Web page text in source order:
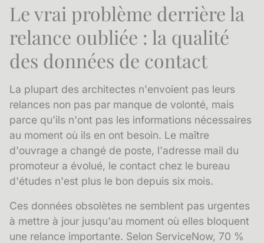
Le vrai problème derrière la
relance oubliée : la qualité
des données de contact
La plupart des architectes n'envoient pas leurs
relances non pas par manque de volonté, mais
parce qu'ils n'ont pas les informations nécessaires
au moment où ils en ont besoin. Le maître
d'ouvrage a changé de poste, l'adresse mail du
promoteur a évolué, le contact chez le bureau
d'études n'est plus le bon depuis six mois.
Ces données obsolètes ne semblent pas urgentes
à mettre à jour jusqu'au moment où elles bloquent
une relance importante. Selon ServiceNow, 70 %